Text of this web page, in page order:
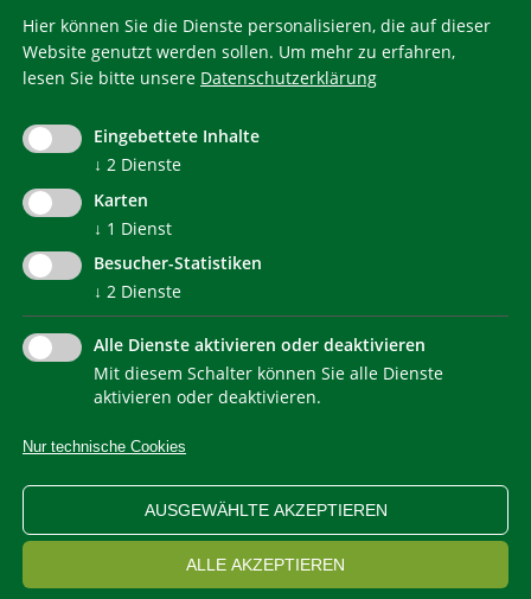
KlimaHaus ist eine eingetragene Marke. Die Nutzung muss
communication@klimahausagentur.it
© 2022 Agentur für Energie Südtirol - KlimaHaus
NEWSLETTER
IMPRESSUM PRIVACY
WEB STATISTIKEN
ERKLÄRUNG BARRIEREFREIHEIT
COOKIEEINSTELLUNGEN
Hier können Sie die Dienste personalisieren, die auf dieser
Website genutzt werden sollen. Um mehr zu erfahren,
lesen Sie bitte unsere Datenschutzerklärung
Eingebettete Inhalte
↓ 2 Dienste
Karten
↓ 1 Dienst
Besucher-Statistiken
↓ 2 Dienste
Alle Dienste aktivieren oder deaktivieren
Mit diesem Schalter können Sie alle Dienste
aktivieren oder deaktivieren.
Nur technische Cookies
AUSGEWÄHLTE AKZEPTIEREN
ALLE AKZEPTIEREN